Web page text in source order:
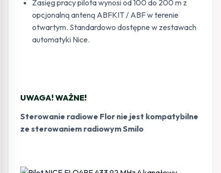
Zasięg pracy pilota wynosi od 100 do 200 m z
opcjonalną anteną ABFKIT / ABF w terenie
otwartym. Standardowo dostępne w zestawach
automatyki Nice.
UWAGA! WAŻNE!
Sterowanie radiowe Flor nie jest kompatybilne
ze sterowaniem radiowym Smilo